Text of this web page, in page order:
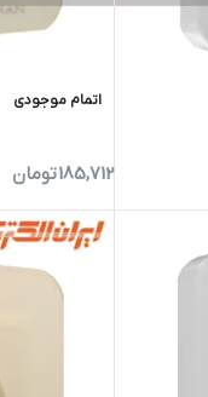
اتمام موجودی
185,712تومان